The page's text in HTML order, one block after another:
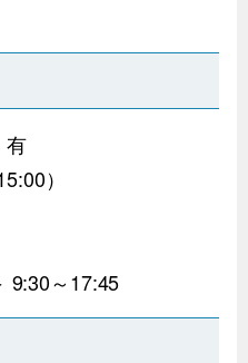
有
）
9:30～17:45